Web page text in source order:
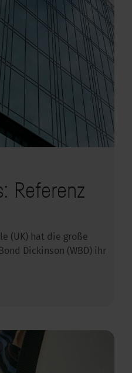
Referenz
(UK) hat die große
Dickinson (WBD) ihr